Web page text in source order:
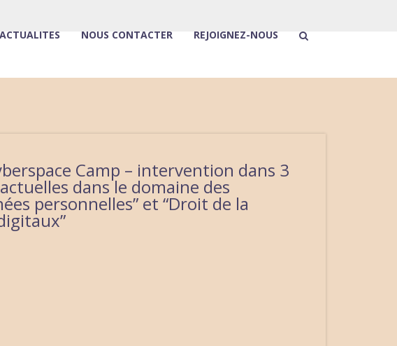
ACTUALITÉS NOUS CONTACTER REJOIGNEZ-NOUS
Camp – intervention dans 3
dans le domaine des
personnelles” et “Droit de la